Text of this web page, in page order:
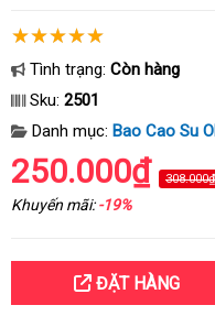
Tình trạng: Còn hàng
Sku: 2501
Danh mục: Bao Cao Su
250.000₫ 308.000₫
Khuyến mãi:-19%
ĐẶT HÀNG